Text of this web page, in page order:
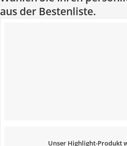
aus der Bestenliste.
Unser Highlight-Produkt